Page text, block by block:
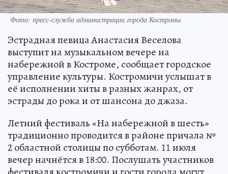
Фото: пресс-служба администрации города Костромы
Эстрадная певица Анастасия Веселова
выступит на музыкальном вечере на
набережной в Костроме, сообщает городское
управление культуры. Костромичи услышат в
её исполнении хиты в разных жанрах, от
эстрады до рока и от шансона до джаза.
Летний фестиваль «На набережной в шесть»
традиционно проводится в районе причала №
2 областной столицы по субботам. 11 июля
вечер начнётся в 18:00. Послушать участников